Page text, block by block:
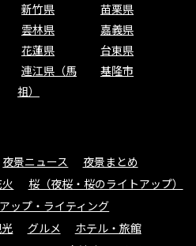
新竹県
苗栗県
雲林県
嘉義県
花蓮県
台東県
連江県（馬
祖）
基隆市
夜景ニュース
夜景まとめ
桜（夜桜・桜のライトアップ）
ップ・ライティング
グルメ
ホテル・旅館